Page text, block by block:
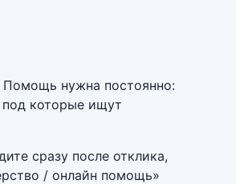
Помощь нужна постоянно:
которые ищут
сразу после отклика,
/ онлайн помощь»